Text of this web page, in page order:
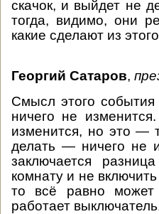
скачок, и выйдет не
тогда, видимо, они
какие сделают из
Георгий Сатаров,
Смысл этого
ничего не
изменится, но это —
делать — ничего не
заключается
комнату и не
то всё равно
работает